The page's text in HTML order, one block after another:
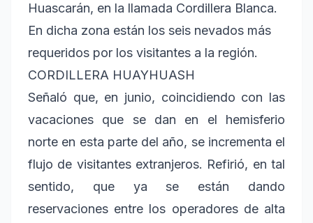
Huascarán, en la llamada Cordillera Blanca.
En dicha zona están los seis nevados más
requeridos por los visitantes a la región.
CORDILLERA HUAYHUASH
Señaló que, en junio, coincidiendo con las
vacaciones que se dan en el hemisferio
norte en esta parte del año, se incrementa el
flujo de visitantes extranjeros. Refirió, en tal
sentido, que ya se están dando
reservaciones entre los operadores de alta